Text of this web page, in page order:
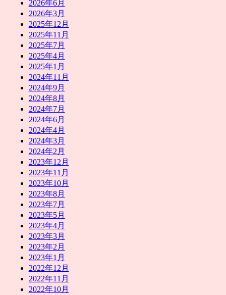
2026年6月
2026年3月
2025年12月
2025年11月
2025年7月
2025年4月
2025年1月
2024年11月
2024年9月
2024年8月
2024年7月
2024年6月
2024年4月
2024年3月
2024年2月
2023年12月
2023年11月
2023年10月
2023年8月
2023年7月
2023年5月
2023年4月
2023年3月
2023年2月
2023年1月
2022年12月
2022年11月
2022年10月